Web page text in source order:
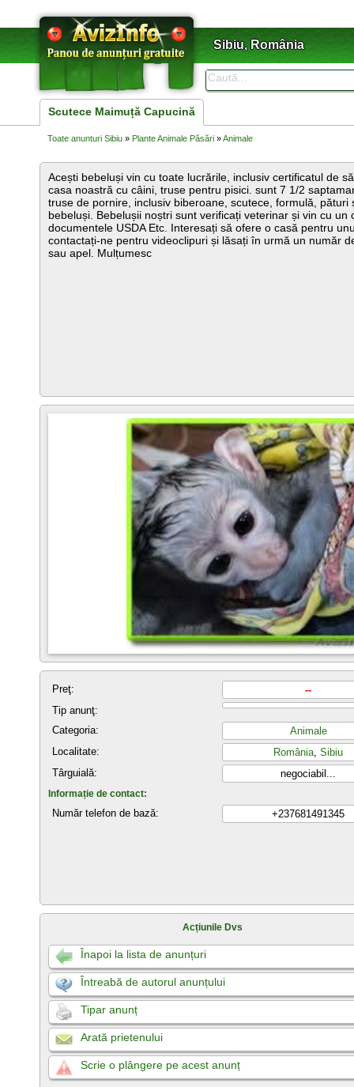
Sibiu, România
Scutece Maimuță Capucină
Toate anunturi Sibiu » Plante Animale Păsări »Animale
Acești bebeluși vin cu toate lucrările, inclusiv certificatul de
casa noastră cu câini, truse pentru pisici. sunt 7 1/2
truse de pornire, inclusiv biberoane, scutece, formulă, pături
bebeluși. Bebelușii noștri sunt verificați veterinar și vin cu un
documentele USDA Etc. Interesați să ofere o casă pentru
contactați-ne pentru videoclipuri și lăsați în urmă un număr
sau apel. Mulțumesc
Preţ:
--
Tip anunţ:
Categoria:
Animale
Localitate:
România, Sibiu
Târguială:
negociabil...
Informație de contact:
Număr telefon de bază: +237681491345
Acțiunile Dvs
Înapoi la lista de anunțuri
Întreabă de autorul anunțului
Tipar anunț
Arată prietenului
Scrie o plângere pe acest anunț